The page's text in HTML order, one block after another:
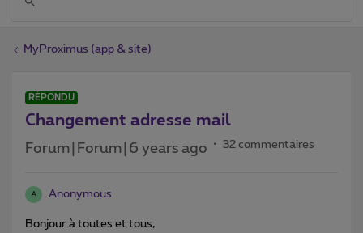
MyProximus (app & site)
RÉPONDU
Changement adresse mail
Forum|Forum|6 years ago 32 commentaires
A Anonymous
Bonjour à toutes et tous,